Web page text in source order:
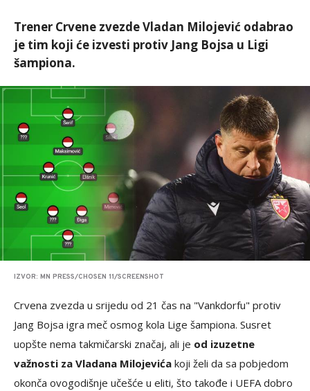
Trener Crvene zvezde Vladan Milojević odabrao
je tim koji će izvesti protiv Jang Bojsa u Ligi
šampiona.
IZVOR: MN PRESS/CHOSEN 11/SCREENSHOT
Crvena zvezda u srijedu od 21 čas na "Vankdorfu" protiv
Jang Bojsa igra meč osmog kola Lige šampiona. Susret
uopšte nema takmičarski značaj, ali je od izuzetne
važnosti za Vladana Milojevića koji želi da sa pobjedom
okonča ovogodišnje učešće u eliti, što takođe i UEFA dobro